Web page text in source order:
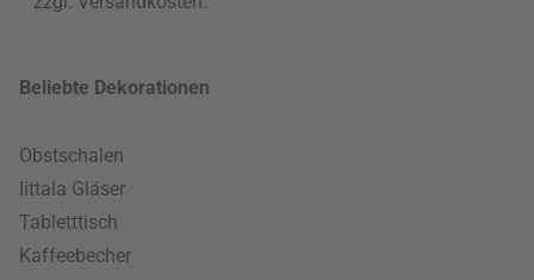
Beliebte Dekorationen
Obstschalen
Iittala Gläser
Tabletttisch
Kaffeebecher